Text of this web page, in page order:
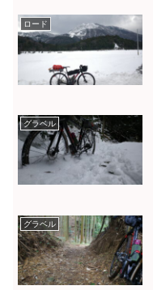
ロード
グラベル
グラベル